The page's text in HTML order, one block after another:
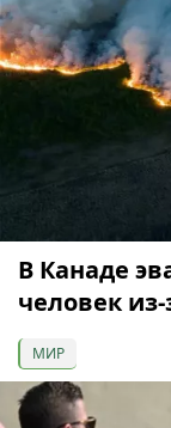
В Канаде
человек
МИР